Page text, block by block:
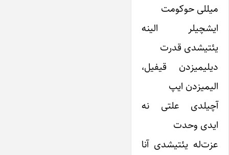
میللی حوکومت
ایشچیلر الینه
یئتیشدی قدرت
دیلیمیزدن قیفیل،
الیمیزدن ایپ
آچیلدی علتی نه
ایدی وحدت
عزت‌له یئتیشدی آنا